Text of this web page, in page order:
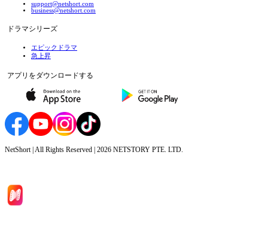
support@netshort.com
business@netshort.com
ドラマシリーズ
エピックドラマ
急上昇
アプリをダウンロードする
NetShort | All Rights Reserved | 2026 NETSTORY PTE. LTD.